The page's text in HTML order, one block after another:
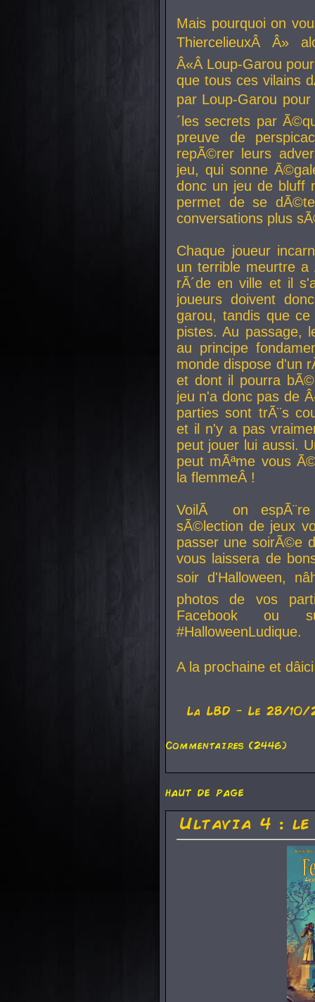
Mais pourquoi on
ThiercelieuxÂ Â»
Â«Â Loup-Garou
que tous ces vilains
par Loup-Garou
´les secrets par
preuve de
repÃ©rer leurs
jeu, qui sonne
donc un jeu de bluff
permet de se
conversations plus
Chaque joueur
un terrible meurtre
rÃ´de en ville et il
joueurs doivent
garou, tandis que
pistes. Au passage,
au principe
monde dispose d'un
et dont il pourra
jeu n'a donc pas de
parties sont trÃ¨s
et il n'y a pas
peut jouer lui aussi.
peut mÃªme vous
la flemmeÂ !
VoilÃ on
sÃ©lection de jeux
passer une soirÃ©e
vous laissera de
soir d'Halloween,
photos de vos
Facebook ou
#HalloweenLudique.
A la prochaine et
La LBD - Le 28/10/
Commentaires (2446)
haut de page
Ultavia 4 :